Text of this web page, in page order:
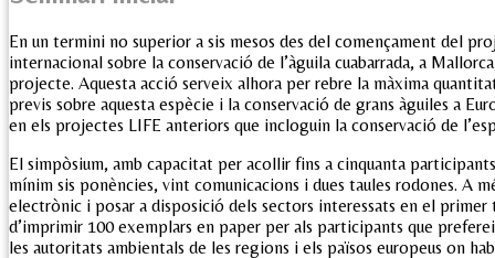
En un termini no superior a sis mesos des del començament del
internacional sobre la conservació de l’àguila cuabarrada, a
projecte. Aquesta acció serveix alhora per rebre la màxima
previs sobre aquesta espècie i la conservació de grans àguiles a
en els projectes LIFE anteriors que incloguin la conservació de
El simpòsium, amb capacitat per acollir fins a cinquanta
mínim sis ponències, vint comunicacions i dues taules rodones. A
electrònic i posar a disposició dels sectors interessats en el primer
d’imprimir 100 exemplars en paper per als participants que
les autoritats ambientals de les regions i els països europeus on